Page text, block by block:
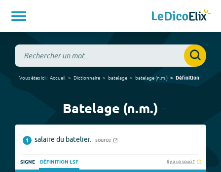
Vous êtes ici : Accueil Dictionnaire batelage batelage(n.m. ) Définition
Batelage (n.m.)
1 salaire du batelier. source
SIGNE DÉFINITION LSF Il y a un souci ?